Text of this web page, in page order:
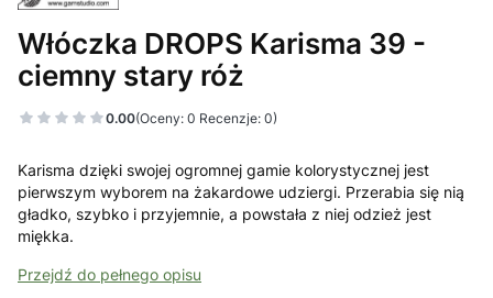
Włóczka DROPS Karisma 39 -
ciemny stary róż
0.00(Oceny: 0 Recenzje: 0)
Karisma dzięki swojej ogromnej gamie kolorystycznej jest
pierwszym wyborem na żakardowe udziergi. Przerabia się nią
gładko, szybko i przyjemnie, a powstała z niej odzież jest
miękka.
Przejdź do pełnego opisu